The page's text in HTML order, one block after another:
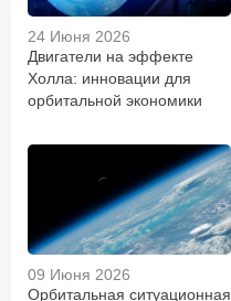
24 Июня 2026
Двигатели на эффекте
Холла: инновации для
орбитальной экономики
09 Июня 2026
Орбитальная ситуационная